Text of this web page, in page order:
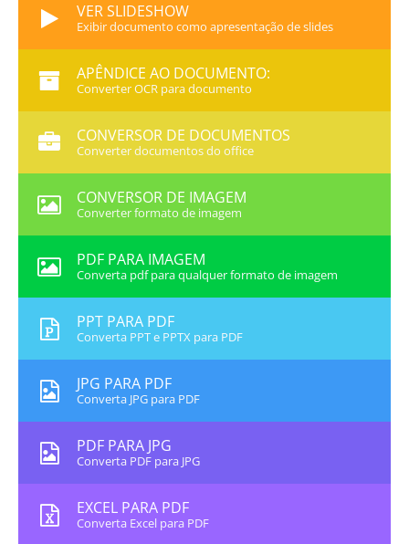
VER SLIDESHOW
Exibir documento como apresentação de slides
APÊNDICE AO DOCUMENTO:
Converter OCR para documento
CONVERSOR DE DOCUMENTOS
Converter documentos do office
CONVERSOR DE IMAGEM
Converter formato de imagem
PDF PARA IMAGEM
Converta pdf para qualquer formato de imagem
PPT PARA PDF
Converta PPT e PPTX para PDF
JPG PARA PDF
Converta JPG para PDF
PDF PARA JPG
Converta PDF para JPG
EXCEL PARA PDF
Converta Excel para PDF